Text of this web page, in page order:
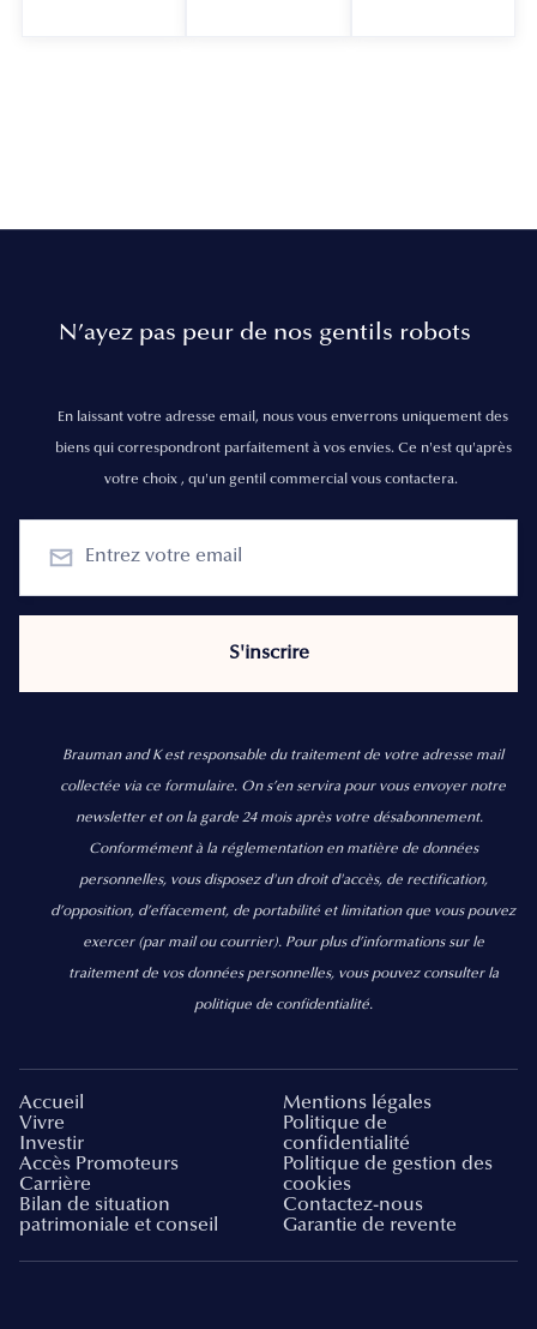
N’ayez pas peur de nos gentils robots
En laissant votre adresse email, nous vous enverrons uniquement des
biens qui correspondront parfaitement à vos envies. Ce n'est qu'après
votre choix , qu'un gentil commercial vous contactera.
Brauman and K est responsable du traitement de votre adresse mail
collectée via ce formulaire. On s’en servira pour vous envoyer notre
newsletter et on la garde 24 mois après votre désabonnement.
Conformément à la réglementation en matière de données
personnelles, vous disposez d'un droit d'accès, de rectification,
d’opposition, d’effacement, de portabilité et limitation que vous pouvez
exercer (par mail ou courrier). Pour plus d’informations sur le
traitement de vos données personnelles, vous pouvez consulter la
politique de confidentialité.
Accueil
Vivre
Investir
Accès Promoteurs
Carrière
Bilan de situation
patrimoniale et conseil
Mentions légales
Politique de
confidentialité
Politique de gestion des
cookies
Contactez-nous
Garantie de revente